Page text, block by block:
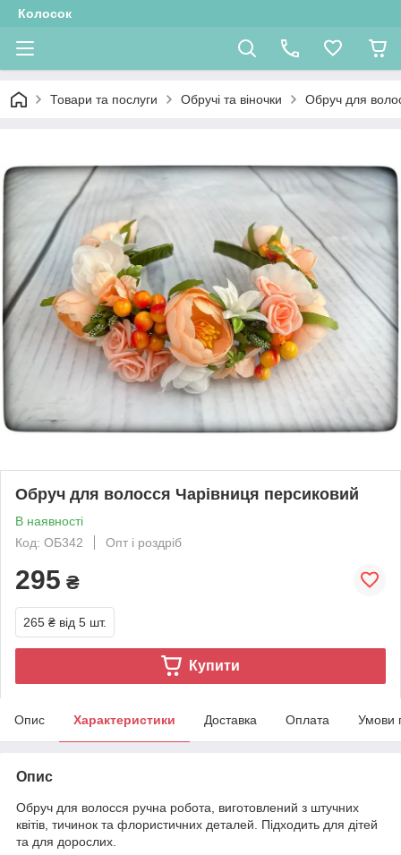
Колосок
Товари та послуги Обручі та віночки Обруч для
Обруч для волосся Чарівниця персиковий
В наявності
Код: ОБ342
Опт і роздріб
295 ₴
265 ₴ від 5 шт.
Купити
Опис Характеристики Доставка Оплата Умови
Опис
Обруч для волосся ручна робота, виготовлений з штучних
квітів, тичинок та флористичних деталей. Підходить для дітей
та для дорослих.